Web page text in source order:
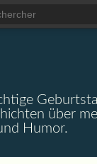
über
Humor.